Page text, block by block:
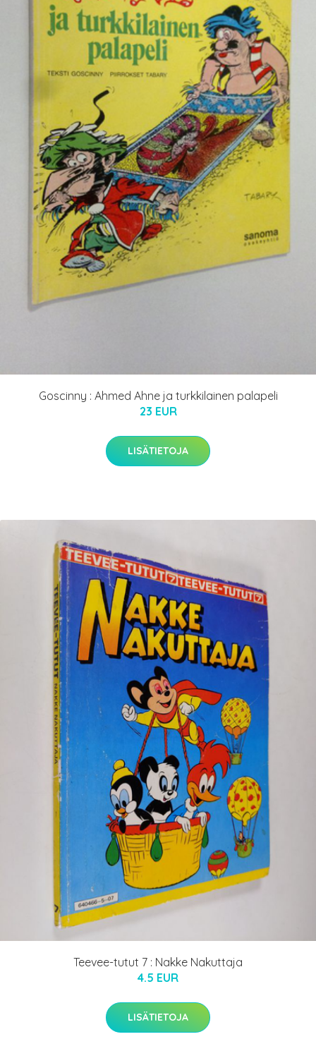
Goscinny : Ahmed Ahne ja turkkilainen palapeli
23 EUR
LISÄTIETOJA
Teevee-tutut 7 : Nakke Nakuttaja
4.5 EUR
LISÄTIETOJA